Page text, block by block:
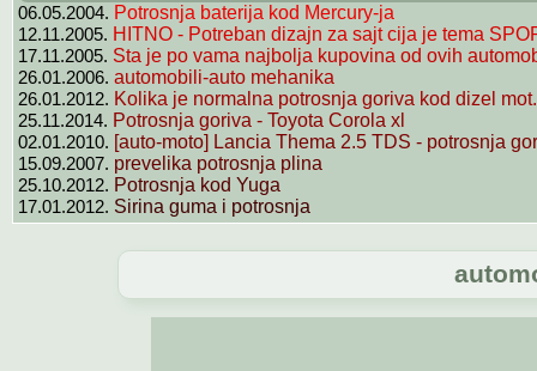
06.05.2004. Potrosnja baterija kod Mercury-ja
12.11.2005. HITNO - Potreban dizajn za sajt cija je tema
17.11.2005. Sta je po vama najbolja kupovina od ovih
26.01.2006. automobili-auto mehanika
26.01.2012. Kolika je normalna potrosnja goriva kod dizel
25.11.2014. Potrosnja goriva - Toyota Corola xl
02.01.2010. [auto-moto] Lancia Thema 2.5 TDS - potrosnja
15.09.2007. prevelika potrosnja plina
25.10.2012. Potrosnja kod Yuga
17.01.2012. Sirina guma i potrosnja